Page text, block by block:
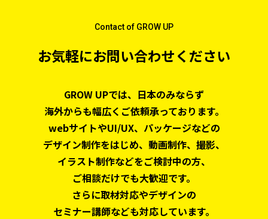
お気軽にお問い合わせください
Contact of GROW UP
GROW UPでは、日本のみならず
海外からも幅広くご依頼承っております。
webサイトやUI/UX、パッケージなどの
デザイン制作をはじめ、 動画制作、撮影、
イラスト制作などをご検討中の方、
ご相談だけでも大歓迎です。
さらに取材対応やデザインの
セミナー講師なども対応しています。